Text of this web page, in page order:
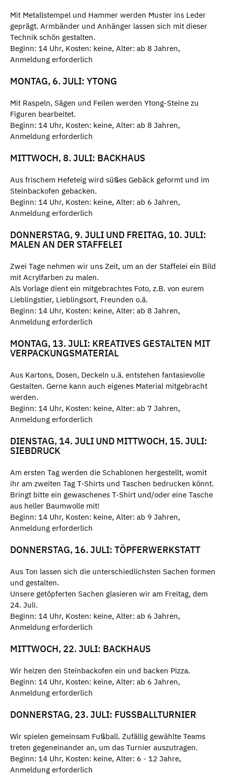
Mit Metallstempel und Hammer werden Muster ins Leder
geprägt. Armbänder und Anhänger lassen sich mit dieser
Technik schön gestalten.
Beginn: 14 Uhr, Kosten: keine, Alter: ab 8 Jahren,
Anmeldung erforderlich
MONTAG, 6. JULI: YTONG
Mit Raspeln, Sägen und Feilen werden Ytong-Steine zu
Figuren bearbeitet.
Beginn: 14 Uhr, Kosten: keine, Alter: ab 8 Jahren,
Anmeldung erforderlich
MITTWOCH, 8. JULI: BACKHAUS
Aus frischem Hefeteig wird süßes Gebäck geformt und im
Steinbackofen gebacken.
Beginn: 14 Uhr, Kosten: keine, Alter: ab 6 Jahren,
Anmeldung erforderlich
DONNERSTAG, 9. JULI UND FREITAG, 10. JULI:
MALEN AN DER STAFFELEI
Zwei Tage nehmen wir uns Zeit, um an der Staffelei ein Bild
mit Acrylfarben zu malen.
Als Vorlage dient ein mitgebrachtes Foto, z.B. von eurem
Lieblingstier, Lieblingsort, Freunden o.ä.
Beginn: 14 Uhr, Kosten: keine, Alter: ab 8 Jahren,
Anmeldung erforderlich
MONTAG, 13. JULI: KREATIVES GESTALTEN MIT
VERPACKUNGSMATERIAL
Aus Kartons, Dosen, Deckeln u.ä. entstehen fantasievolle
Gestalten. Gerne kann auch eigenes Material mitgebracht
werden.
Beginn: 14 Uhr, Kosten: keine, Alter: ab 7 Jahren,
Anmeldung erforderlich
DIENSTAG, 14. JULI UND MITTWOCH, 15. JULI:
SIEBDRUCK
Am ersten Tag werden die Schablonen hergestellt, womit
ihr am zweiten Tag T-Shirts und Taschen bedrucken könnt.
Bringt bitte ein gewaschenes T-Shirt und/oder eine Tasche
aus heller Baumwolle mit!
Beginn: 14 Uhr, Kosten: keine, Alter: ab 9 Jahren,
Anmeldung erforderlich
DONNERSTAG, 16. JULI: TÖPFERWERKSTATT
Aus Ton lassen sich die unterschiedlichsten Sachen formen
und gestalten.
Unsere getöpferten Sachen glasieren wir am Freitag, dem
24. Juli.
Beginn: 14 Uhr, Kosten: keine, Alter: ab 6 Jahren,
Anmeldung erforderlich
MITTWOCH, 22. JULI: BACKHAUS
Wir heizen den Steinbackofen ein und backen Pizza.
Beginn: 14 Uhr, Kosten: keine, Alter: ab 6 Jahren,
Anmeldung erforderlich
DONNERSTAG, 23. JULI: FUSSBALLTURNIER
Wir spielen gemeinsam Fußball. Zufällig gewählte Teams
treten gegeneinander an, um das Turnier auszutragen.
Beginn: 14 Uhr, Kosten: keine, Alter: 6 - 12 Jahre,
Anmeldung erforderlich